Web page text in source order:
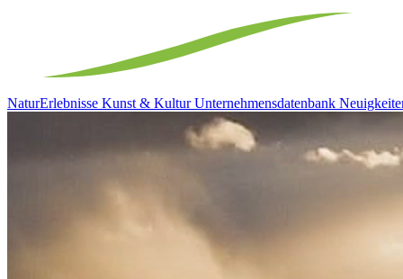
NaturErlebnisse Kunst & Kultur Unternehmensdatenbank